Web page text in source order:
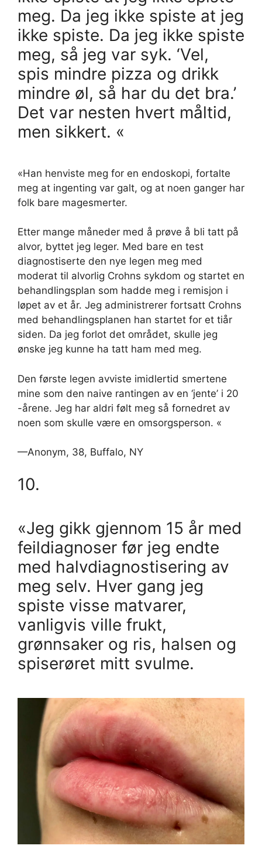
meg. Da jeg ikke spiste at jeg
ikke spiste. Da jeg ikke spiste
meg, så jeg var syk. ‘Vel,
spis mindre pizza og drikk
mindre øl, så har du det bra.’
Det var nesten hvert måltid,
men sikkert. «
«Han henviste meg for en endoskopi, fortalte
meg at ingenting var galt, og at noen ganger har
folk bare magesmerter.
Etter mange måneder med å prøve å bli tatt på
alvor, byttet jeg leger. Med bare en test
diagnostiserte den nye legen meg med
moderat til alvorlig Crohns sykdom og startet en
behandlingsplan som hadde meg i remisjon i
løpet av et år. Jeg administrerer fortsatt Crohns
med behandlingsplanen han startet for et tiår
siden. Da jeg forlot det området, skulle jeg
ønske jeg kunne ha tatt ham med meg.
Den første legen avviste imidlertid smertene
mine som den naive rantingen av en ‘jente’ i 20
-årene. Jeg har aldri følt meg så fornedret av
noen som skulle være en omsorgsperson. «
—Anonym, 38, Buffalo, NY
10.
«Jeg gikk gjennom 15 år med
feildiagnoser før jeg endte
med halvdiagnostisering av
meg selv. Hver gang jeg
spiste visse matvarer,
vanligvis ville frukt,
grønnsaker og ris, halsen og
spiserøret mitt svulme.